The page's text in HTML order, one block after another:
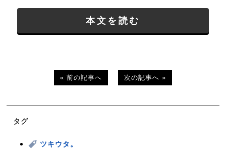
本文を読む
« 前の記事へ 次の記事へ »
タグ
ツキウタ。